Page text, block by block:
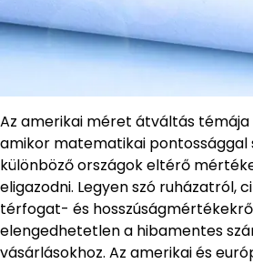
Az amerikai méret átváltás témája
amikor matematikai pontossággal
különböző országok eltérő
eligazodni. Legyen szó ruházatról,
térfogat- és
elengedhetetlen a hibamentes
vásárlásokhoz. Az amerikai és